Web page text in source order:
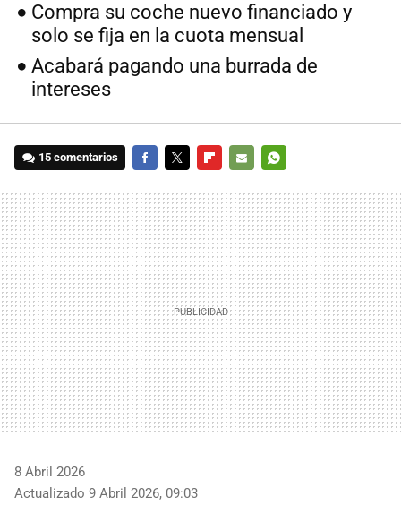
Compra su coche nuevo financiado y
solo se fija en la cuota mensual
Acabará pagando una burrada de
intereses
15 comentarios
MAIL
8 Abril 2026
Actualizado 9 Abril 2026, 09:03